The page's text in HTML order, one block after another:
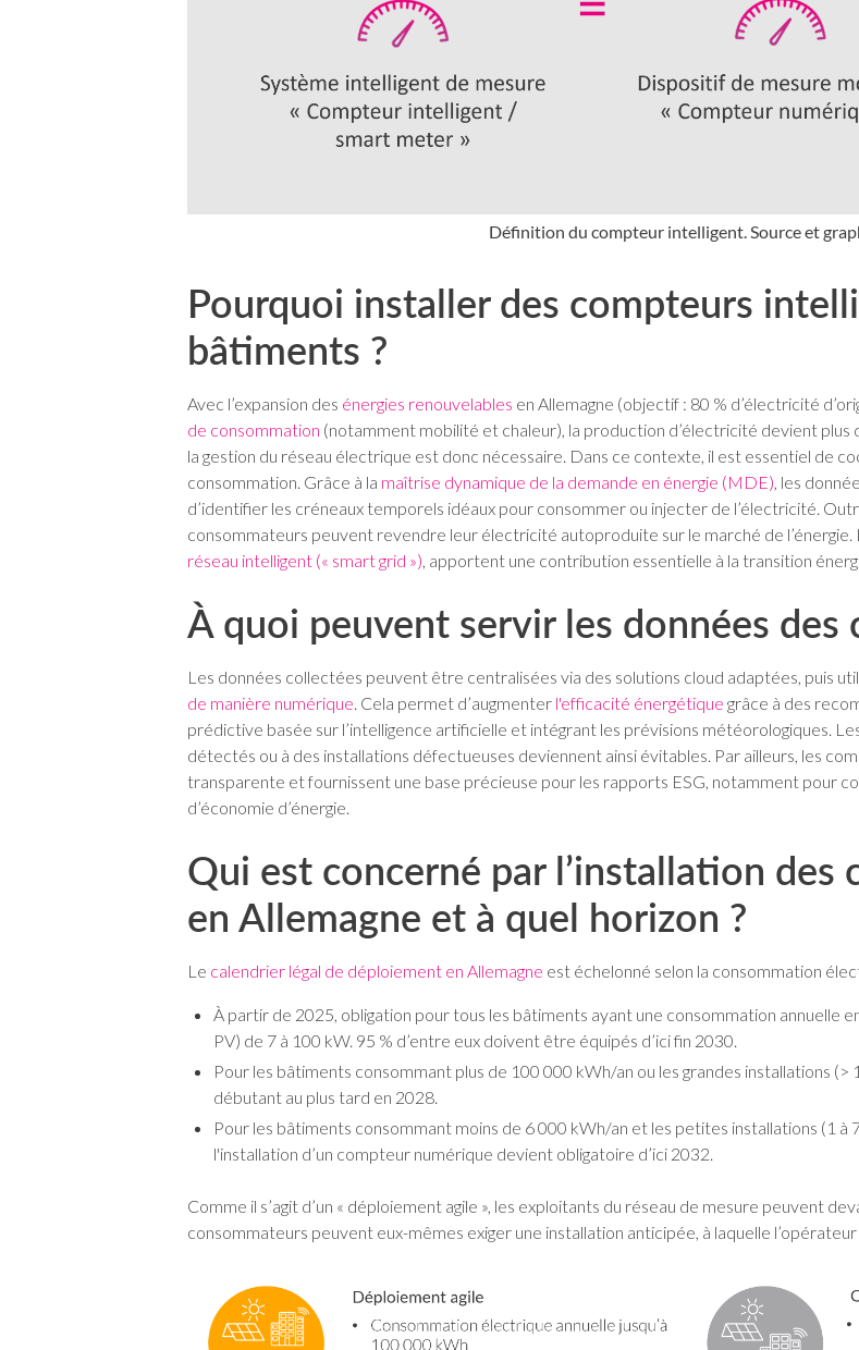
Définition du compteur intelligent. Source et
Pourquoi installer des compteurs
bâtiments ?
Avec l’expansion des énergies renouvelables en Allemagne (objectif : 80 % d’électricité
de consommation (notamment mobilité et chaleur), la production d’électricité devient
la gestion du réseau électrique est donc nécessaire. Dans ce contexte, il est essentiel de
consommation. Grâce à la maîtrise dynamique de la demande en énergie (MDE) , les
d’identifier les créneaux temporels idéaux pour consommer ou injecter de l’électricité.
consommateurs peuvent revendre leur électricité autoproduite sur le marché de
réseau intelligent (« smart grid ») , apportent une contribution essentielle à la transition
À quoi peuvent servir les données
Les données collectées peuvent être centralisées via des solutions cloud adaptées, puis
de manière numérique . Cela permet d’augmenter l'efficacité énergétique grâce à des
prédictive basée sur l’intelligence artificielle et intégrant les prévisions météorologiques.
détectés ou à des installations défectueuses deviennent ainsi évitables. Par ailleurs, les
transparente et fournissent une base précieuse pour les rapports ESG, notamment pour
d’économie d’énergie.
Qui est concerné par l’installation
en Allemagne et à quel horizon ?
Le calendrier légal de déploiement en Allemagne est échelonné selon la consommation
À partir de 2025, obligation pour tous les bâtiments ayant une consommation annuelle
PV) de 7 à 100 kW. 95 % d’entre eux doivent être équipés d’ici fin 2030.
Pour les bâtiments consommant plus de 100 000 kWh/an ou les grandes installations
débutant au plus tard en 2028.
Pour les bâtiments consommant moins de 6 000 kWh/an et les petites installations (1
l'installation d’un compteur numérique devient obligatoire d’ici 2032.
Comme il s’agit d’un « déploiement agile », les exploitants du réseau de mesure peuvent
consommateurs peuvent eux-mêmes exiger une installation anticipée, à laquelle